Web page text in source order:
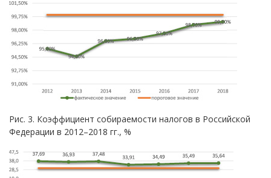
Рис. 3. Коэффициент собираемости налогов в Российской
Федерации в 2012–2018 гг., %